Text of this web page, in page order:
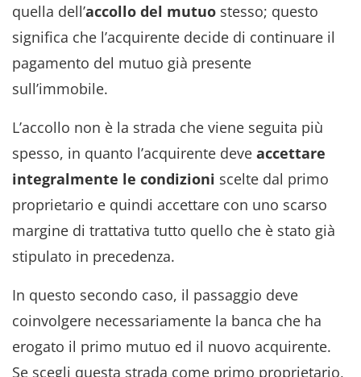
quella dell’accollo del mutuo stesso; questo
significa che l’acquirente decide di continuare il
pagamento del mutuo già presente
sull’immobile.
L’accollo non è la strada che viene seguita più
spesso, in quanto l’acquirente deve accettare
integralmente le condizioni scelte dal primo
proprietario e quindi accettare con uno scarso
margine di trattativa tutto quello che è stato già
stipulato in precedenza.
In questo secondo caso, il passaggio deve
coinvolgere necessariamente la banca che ha
erogato il primo mutuo ed il nuovo acquirente.
Se scegli questa strada come primo proprietario,